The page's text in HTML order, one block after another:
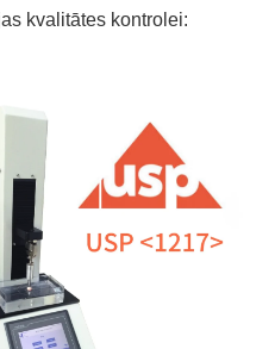
kvalitātes kontrolei: